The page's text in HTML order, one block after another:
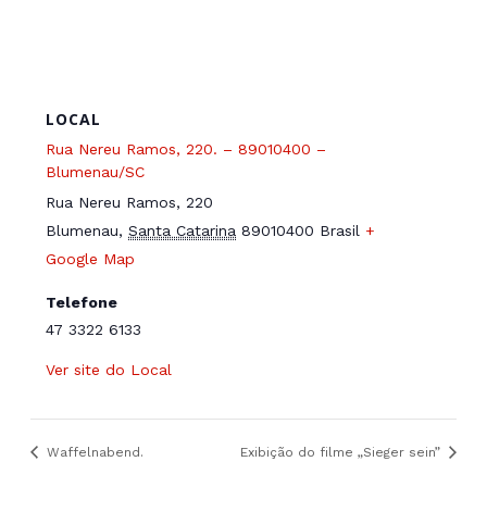
LOCAL
Rua Nereu Ramos, 220. – 89010400 –
Blumenau/SC
Rua Nereu Ramos, 220
Blumenau, Santa Catarina 89010400 Brasil +
Google Map
Telefone
47 3322 6133
Ver site do Local
Waffelnabend. Exibição do filme „Sieger sein”